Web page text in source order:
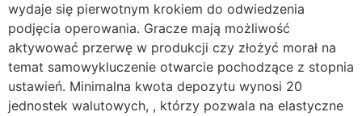
wydaje się pierwotnym krokiem do odwiedzenia
podjęcia operowania. Gracze mają możliwość
aktywować przerwę w produkcji czy złożyć morał na
temat samowykluczenie otwarcie pochodzące z stopnia
ustawień. Minimalna kwota depozytu wynosi 20
jednostek walutowych, , którzy pozwala na elastyczne